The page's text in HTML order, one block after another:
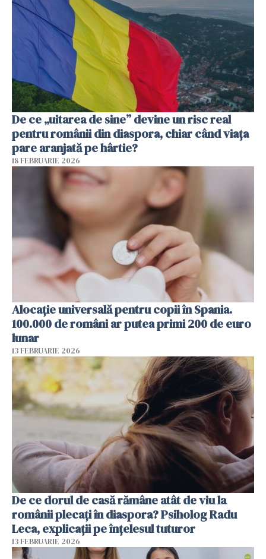
De ce „uitarea de sine” devine un risc real
pentru românii din diaspora, chiar când viața
pare aranjată pe hârtie?
18 FEBRUARIE 2026
Alocație universală pentru copii în Spania.
100.000 de români ar putea primi 200 de euro
lunar
13 FEBRUARIE 2026
De ce dorul de casă rămâne atât de viu la
românii plecați în diaspora? Psiholog Radu
Leca, explicații pe înțelesul tuturor
13 FEBRUARIE 2026